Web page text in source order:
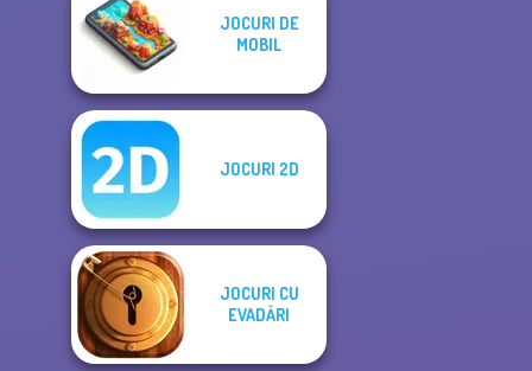
JOCURI DE
MOBIL
JOCURI 2D
JOCURI CU
EVADĂRI